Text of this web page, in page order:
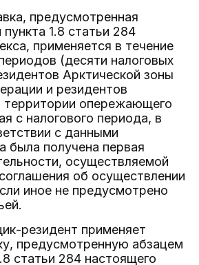
предусмотренная
1.8 статьи 284
применяется в течение
(десяти налоговых
Арктической зоны
и резидентов
опережающего
с налогового периода, в
с данными
была получена первая
осуществляемой
об осуществлении
иное не предусмотрено
резидент применяет
предусмотренную абзацем
статьи 284 настоящего